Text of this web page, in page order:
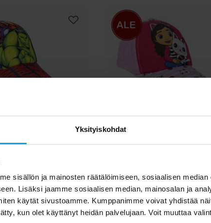
Yksityiskohdat
sisällön ja mainosten räätälöimiseen, sosiaalisen
Lisäksi jaamme sosiaalisen median, mainosalan ja
käytät sivustoamme. Kumppanimme voivat yhdistää
kun olet käyttänyt heidän palvelujaan. Voit muuttaa
lapsille
14,90 €
OSTA
Nykyinen hinta
16,90 €
12,90 € 16,90 €
OSTA